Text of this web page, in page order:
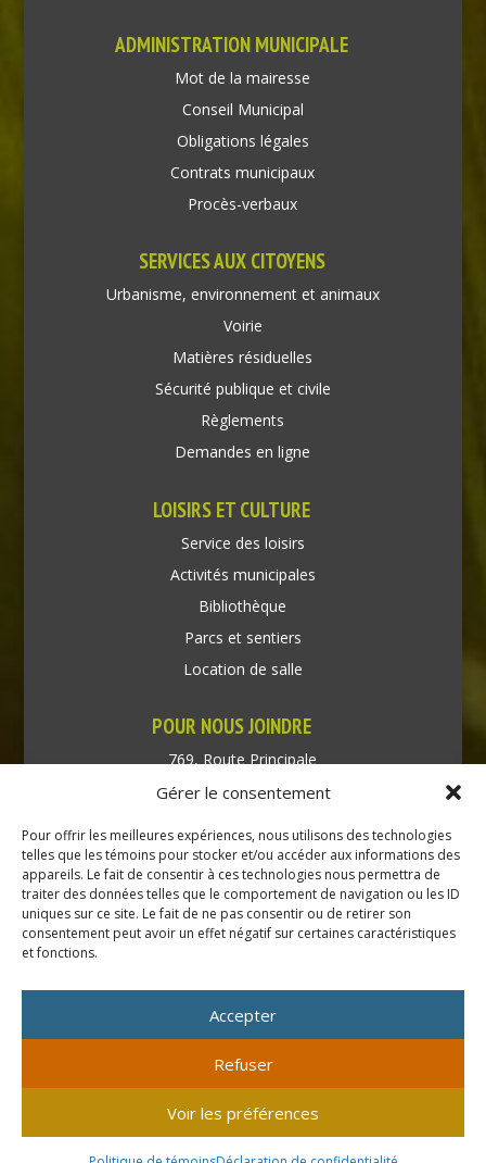
Gérer le consentement
Pour offrir les meilleures expériences, nous utilisons des technologies
telles que les témoins pour stocker et/ou accéder aux informations des
appareils. Le fait de consentir à ces technologies nous permettra de
traiter des données telles que le comportement de navigation ou les ID
uniques sur ce site. Le fait de ne pas consentir ou de retirer son
consentement peut avoir un effet négatif sur certaines caractéristiques
et fonctions.
Accepter
Refuser
Voir les préférences
ADMINISTRATION MUNICIPALE
Mot de la mairesse
Conseil Municipal
Obligations légales
Contrats municipaux
Procès-verbaux
SERVICES AUX CITOYENS
Urbanisme, environnement et animaux
Voirie
Matières résiduelles
Sécurité publique et civile
Règlements
Demandes en ligne
LOISIRS ET CULTURE
Service des loisirs
Activités municipales
Bibliothèque
Parcs et sentiers
Location de salle
POUR NOUS JOINDRE
769, Route Principale
Très-Saint-Rédempteur
Téléphone : (450) 451-5203
Direction générale :
dir@tressaintredempteur.ca
© 2026 Tous droits réservés. Municipalité de Très-Saint-
Rédempteur.